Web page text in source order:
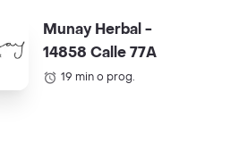
Munay Herbal -
14858 Calle 77A
19 min o prog.